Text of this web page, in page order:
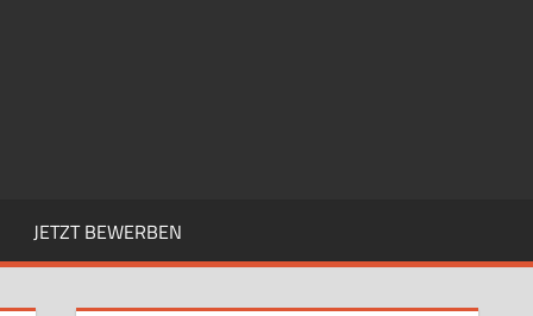
JETZT BEWERBEN